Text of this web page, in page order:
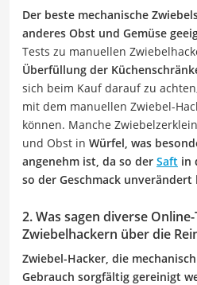
Der beste mechanische
anderes Obst und Gemüse
Tests zu manuellen
Überfüllung der
sich beim Kauf darauf zu
mit dem manuellen Zwiebel-
können. Manche
und Obst in Würfel, was
angenehm ist, da so der Saft in
so der Geschmack unverändert
2. Was sagen diverse
Zwiebelhackern über die
Zwiebel-Hacker, die
Gebrauch sorgfältig gereinigt